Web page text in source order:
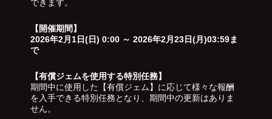
できます。
【開催期間】
2026年2月1日(日) 0:00 ～ 2026年2月23日(月)03:59ま
で
【有償ジェムを使用する特別任務】
期間中に使用した【有償ジェム】に応じて様々な報酬
を入手できる特別任務となり、期間中の更新はありま
せん。